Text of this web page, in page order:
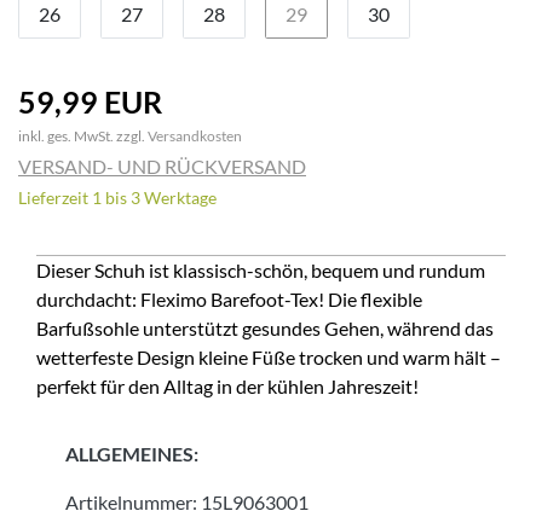
26 27 28 29 30
59,99 EUR
inkl. ges. MwSt. zzgl. Versandkosten
VERSAND- UND RÜCKVERSAND
Lieferzeit 1 bis 3 Werktage
Dieser Schuh ist klassisch-schön, bequem und rundum
durchdacht: Fleximo Barefoot-Tex! Die flexible
Barfußsohle unterstützt gesundes Gehen, während das
wetterfeste Design kleine Füße trocken und warm hält –
perfekt für den Alltag in der kühlen Jahreszeit!
ALLGEMEINES:
Artikelnummer: 15L9063001